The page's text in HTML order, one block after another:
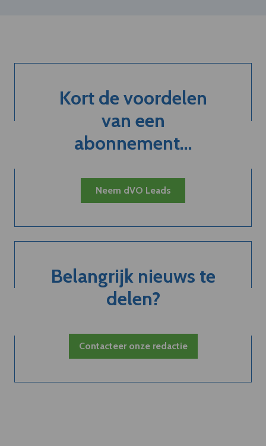
Kort de voordelen
van een
abonnement...
Neem dVO Leads
Belangrijk nieuws te
delen?
Contacteer onze redactie